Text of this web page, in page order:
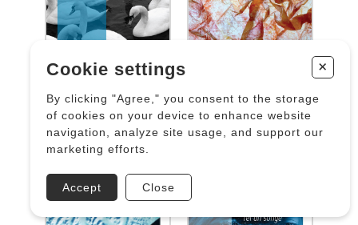
Ständchen,
Sérénade D. 957
SCHUBERT F.
11.77 $
Suite élégiaque
GAUDREAU David
14.12 $
Cookie settings +
By clicking "Agree," you consent to the storage
of cookies on your device to enhance website
navigation, analyze site usage, and support our
marketing efforts.
Accept Close